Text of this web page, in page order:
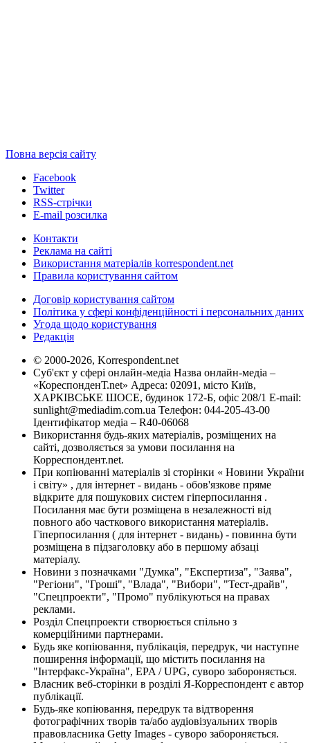
Повна версія сайту
Facebook
Twitter
RSS-стрічки
E-mail розсилка
Контакти
Реклама на сайті
Використання матеріалів korrespondent.net
Правила користування сайтом
Договір користування сайтом
Політика у сфері конфіденційності і персональних даних
Угода щодо користування
Редакція
© 2000-2026, Korrespondent.net
Суб'єкт у сфері онлайн-медіа Назва онлайн-медіа –
«КореспонденТ.net» Адреса: 02091, місто Київ,
ХАРКІВСЬКЕ ШОСЕ, будинок 172-Б, офіс 208/1 E-mail:
sunlight@mediadim.com.ua Телефон: 044-205-43-00
Ідентифікатор медіа – R40-06068
Використання будь-яких матеріалів, розміщених на
сайті, дозволяється за умови посилання на
Корреспондент.net.
При копіюванні матеріалів зі сторінки « Новини України
і світу» , для інтернет - видань - обов'язкове пряме
відкрите для пошукових систем гіперпосилання .
Посилання має бути розміщена в незалежності від
повного або часткового використання матеріалів.
Гіперпосилання ( для інтернет - видань) - повинна бути
розміщена в підзаголовку або в першому абзаці
матеріалу.
Новини з позначками "Думка", "Експертиза", "Заява",
"Регіони", "Гроші", "Влада", "Вибори", "Тест-драйв",
"Спецпроекти", "Промо" публікуються на правах
реклами.
Розділ Спецпроекти створюється спільно з
комерційними партнерами.
Будь яке копіювання, публікація, передрук, чи наступне
поширення інформації, що містить посилання на
"Інтерфакс-Україна", EPA / UPG, суворо забороняється.
Власник веб-сторінки в розділі Я-Корреспондент є автор
публікації.
Будь-яке копіювання, передрук та відтворення
фотографічних творів та/або аудіовізуальних творів
правовласника Getty Images - суворо забороняється.